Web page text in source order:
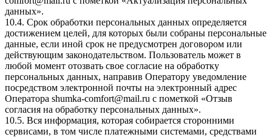
данных».
10.4. Срок обработки персональных данных определяется
достижением целей, для которых были собраны персональные
данные, если иной срок не предусмотрен договором или
действующим законодательством. Пользователь может в
любой момент отозвать свое согласие на обработку
персональных данных, направив Оператору уведомление
посредством электронной почты на электронный адрес
Оператора shumka-comfort@mail.ru с пометкой «Отзыв
согласия на обработку персональных данных».
10.5. Вся информация, которая собирается сторонними
сервисами, в том числе платежными системами, средствами